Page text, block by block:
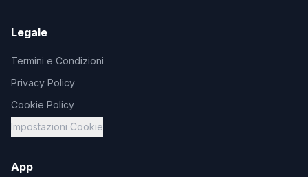
Legale
Termini e Condizioni
Privacy Policy
Cookie Policy
Impostazioni Cookie
App